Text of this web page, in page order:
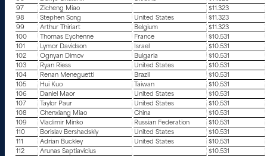
97
Zicheng Miao
$11.323
98
Stephen Song United States
$11.323
99
Arthur Thiriart Belgium
$11.323
100
Thomas Eychenne France
$10.531
101
Lymor Davidson Israel
$10.531
102
Ognyan Dimov Bulgaria
$10.531
103
Ryan Riess United States
$10.531
104
Renan Meneguetti Brazil
$10.531
105
Hui Kuo Taiwan
$10.531
106
Daniel Maor United States
$10.531
107
Taylor Paur United States
$10.531
108
Chenxiang Miao China
$10.531
109
Vladimir Minko Russian Federation
$10.531
110
Borislav Bershadskiy United States
$10.531
111
Adrian Buckley United States
$10.531
112
Arunas Saptiavicius
$10.531